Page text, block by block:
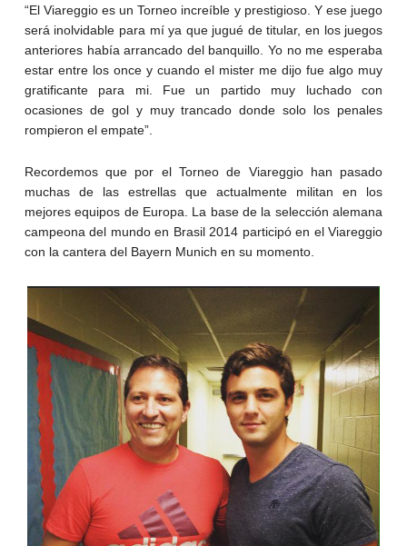
“El Viareggio es un Torneo increíble y prestigioso. Y ese juego
será inolvidable para mí ya que jugué de titular, en los juegos
anteriores había arrancado del banquillo. Yo no me esperaba
estar entre los once y cuando el mister me dijo fue algo muy
gratificante para mi. Fue un partido muy luchado con
ocasiones de gol y muy trancado donde solo los penales
rompieron el empate”.
Recordemos que por el Torneo de Viareggio han pasado
muchas de las estrellas que actualmente militan en los
mejores equipos de Europa. La base de la selección alemana
campeona del mundo en Brasil 2014 participó en el Viareggio
con la cantera del Bayern Munich en su momento.